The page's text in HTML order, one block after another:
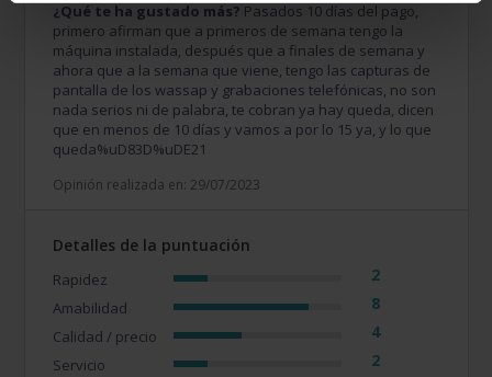
¿Qué te ha gustado más? Pasados 10 días del pago,
primero afirman que a primeros de semana tengo la
máquina instalada, después que a finales de semana y
ahora que a la semana que viene, tengo las capturas de
pantalla de los wassap y grabaciones telefónicas, no son
nada serios ni de palabra, te cobran ya hay queda, dicen
que en menos de 10 días y vamos a por lo 15 ya, y lo que
queda%uD83D%uDE21
Opinión realizada en: 29/07/2023
Detalles de la puntuación
Rapidez 2
Amabilidad 8
Calidad / precio 4
Servicio 2